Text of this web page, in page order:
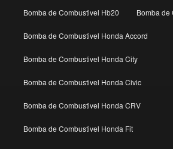
Bomba de Combustivel Hb20 Bomba de
Bomba de Combustivel Honda Accord
Bomba de Combustivel Honda City
Bomba de Combustivel Honda Civic
Bomba de Combustivel Honda CRV
Bomba de Combustivel Honda Fit